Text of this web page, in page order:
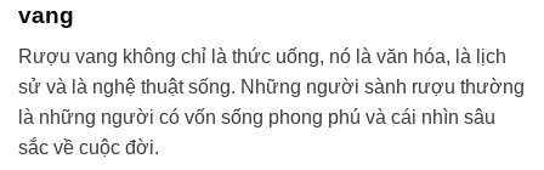
vang
Rượu vang không chỉ là thức uống, nó là văn hóa, là lịch
sử và là nghệ thuật sống. Những người sành rượu thường
là những người có vốn sống phong phú và cái nhìn sâu
sắc về cuộc đời.